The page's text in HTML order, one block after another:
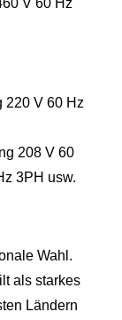
220 V 60 Hz
208 V 60
3PH usw.
Wahl.
als starkes
Ländern